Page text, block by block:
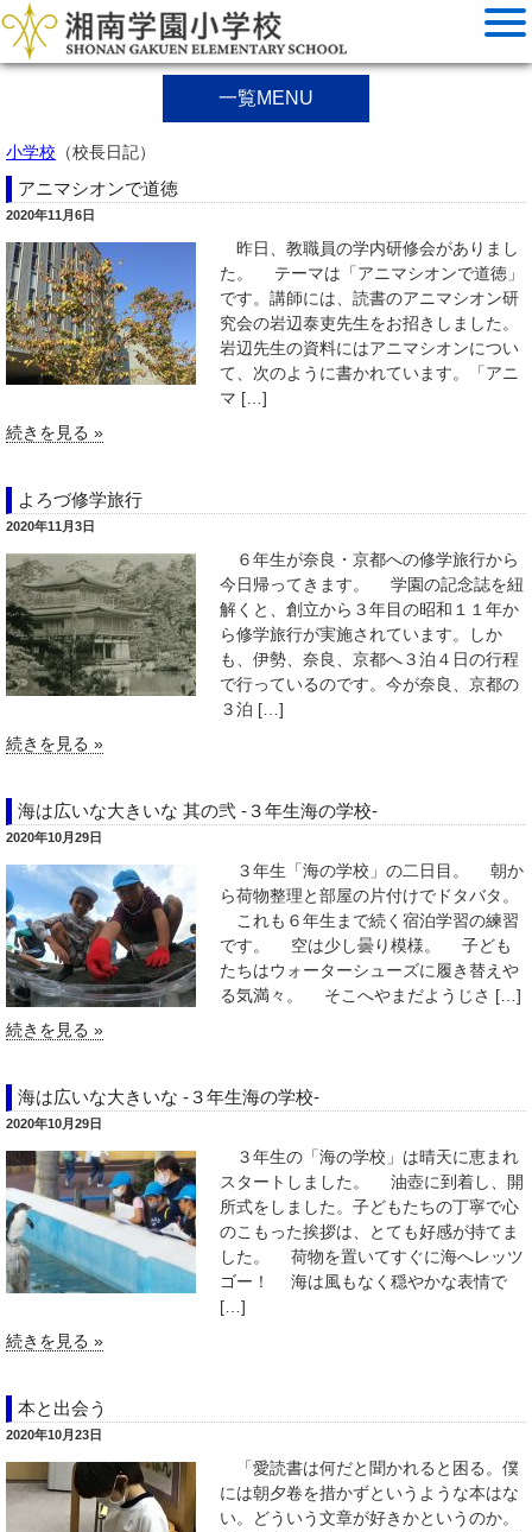
一覧MENU
小学校 （校長日記）
アニマシオンで道徳
2020年11月6日
昨日、教職員の学内研修会がありまし
た。 テーマは「アニマシオンで道徳」
です。講師には、読書のアニマシオン研
究会の岩辺泰吏先生をお招きしました。
岩辺先生の資料にはアニマシオンについ
て、次のように書かれています。「アニ
マ […]
続きを見る »
よろづ修学旅行
2020年11月3日
６年生が奈良・京都への修学旅行から
今日帰ってきます。 学園の記念誌を紐
解くと、創立から３年目の昭和１１年か
ら修学旅行が実施されています。しか
も、伊勢、奈良、京都へ３泊４日の行程
で行っているのです。今が奈良、京都の
３泊 […]
続きを見る »
海は広いな大きいな 其の弐 -３年生海の学校-
2020年10月29日
３年生「海の学校」の二日目。 朝か
ら荷物整理と部屋の片付けでドタバタ。
これも６年生まで続く宿泊学習の練習
です。 空は少し曇り模様。 子ども
たちはウォーターシューズに履き替えや
る気満々。 そこへやまだようじさ […]
続きを見る »
海は広いな大きいな -３年生海の学校-
2020年10月29日
３年生の「海の学校」は晴天に恵まれ
スタートしました。 油壺に到着し、開
所式をしました。子どもたちの丁寧で心
のこもった挨拶は、とても好感が持てま
した。 荷物を置いてすぐに海へレッツ
ゴー！ 海は風もなく穏やかな表情で
[…]
続きを見る »
本と出会う
2020年10月23日
「愛読書は何だと聞かれると困る。僕
には朝夕卷を措かずというような本はな
い。どういう文章が好きかというのか。